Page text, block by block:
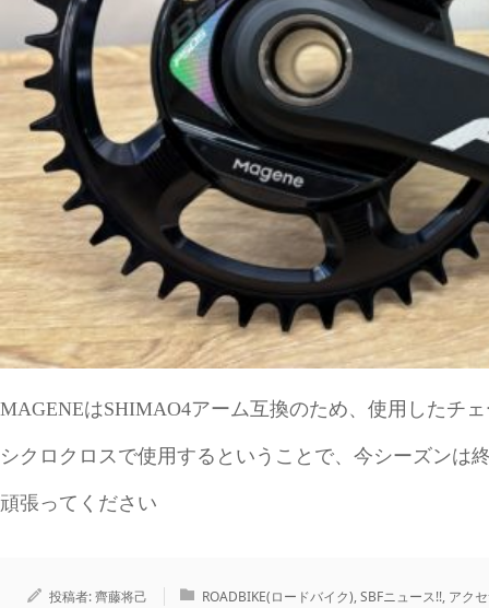
MAGENEはSHIMAO4アーム互換のため、使用したチ
シクロクロスで使用するということで、今シーズンは
頑張ってください
投稿者:齊藤将己 ROADBIKE(ロードバイク),SBFニュース!!, アク